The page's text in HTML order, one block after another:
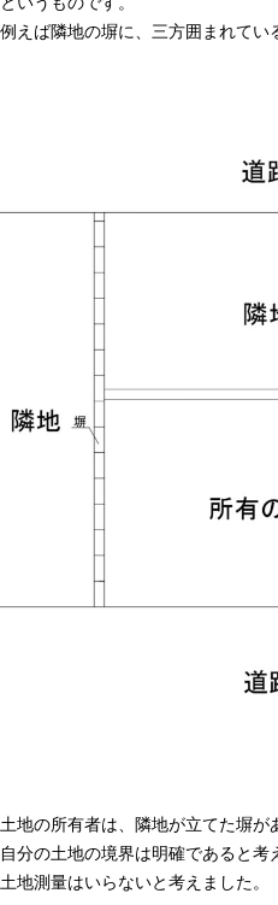
例えば隣地の塀に、三方囲まれてい
土地の所有者は、隣地が立てた塀が
自分の土地の境界は明確であると考
土地測量はいらないと考えました。